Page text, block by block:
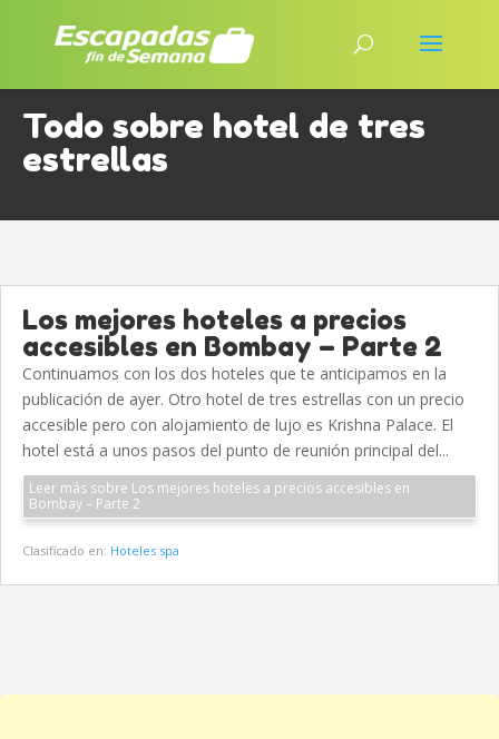
Todo sobre hotel de tres
estrellas
Los mejores hoteles a precios
accesibles en Bombay – Parte 2
Continuamos con los dos hoteles que te anticipamos en la
publicación de ayer. Otro hotel de tres estrellas con un precio
accesible pero con alojamiento de lujo es Krishna Palace. El
hotel está a unos pasos del punto de reunión principal del...
Leer más sobre Los mejores hoteles a precios accesibles en
Bombay – Parte 2
Clasificado en: Hoteles spa